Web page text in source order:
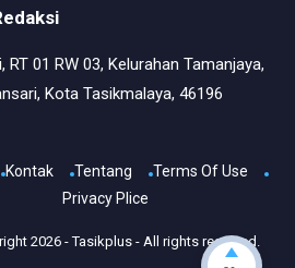
RT 01 RW 03, Kelurahan Tamanjaya,
Kota Tasikmalaya, 46196
Kontak Tentang
Terms Of Use
Privacy Plice
2026 -Tasikplus - All rights reserved.